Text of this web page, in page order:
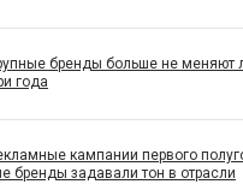
бренды больше не меняют
года
кампании первого
бренды задавали тон в отрасли